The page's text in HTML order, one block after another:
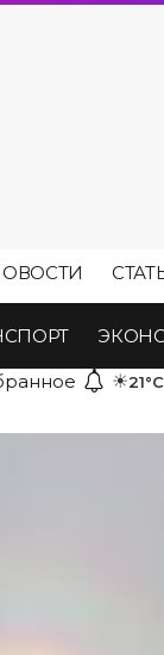
☀21°C